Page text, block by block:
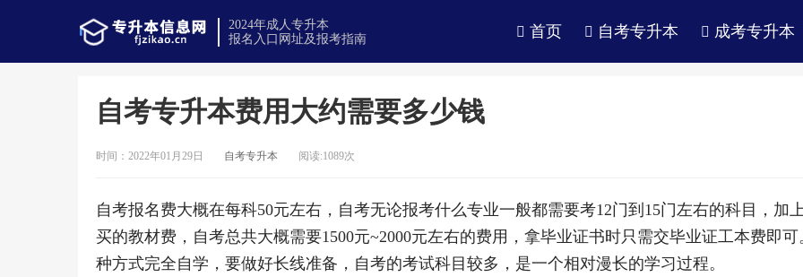
2024年成人专升本
报名入口网址及报考指南
首页 自考专升本 成考专升本
自考专升本费用大约需要多少钱
时间：2022年01月29日 自考专升本 阅读:1089次
自考报名费大概在每科50元左右，自考无论报考什么专业一般都需要考12门到15门左右的科目，加
买的教材费，自考总共大概需要1500元~2000元左右的费用，拿毕业证书时只需交毕业证工本费即可
种方式完全自学，要做好长线准备，自考的考试科目较多，是一个相对漫长的学习过程。